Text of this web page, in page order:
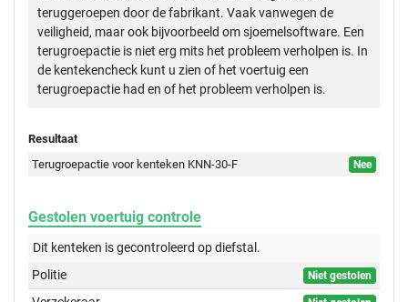
teruggeroepen door de fabrikant. Vaak vanwegen de
veiligheid, maar ook bijvoorbeeld om sjoemelsoftware. Een
terugroepactie is niet erg mits het probleem verholpen is. In
de kentekencheck kunt u zien of het voertuig een
terugroepactie had en of het probleem verholpen is.
Resultaat
Terugroepactie voor kenteken KNN-30-F
Nee
Gestolen voertuig controle
Dit kenteken is gecontroleerd opdiefstal.
Politie
Niet gestolen